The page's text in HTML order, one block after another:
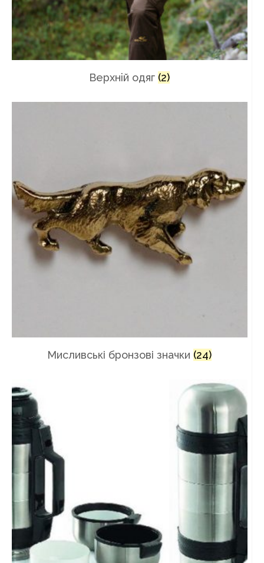
Верхнiй одяг (2)
Мисливські бронзові значки (24)